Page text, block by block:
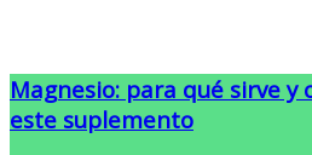
Magnesio: para qué sirve
este suplemento